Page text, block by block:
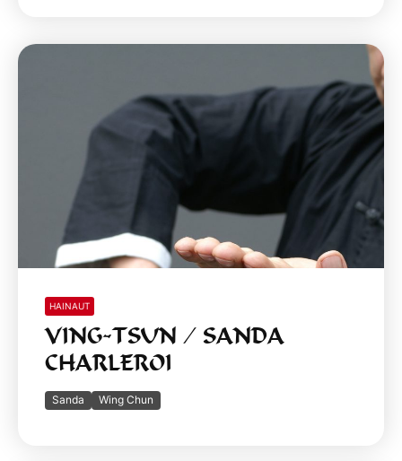
HAINAUT
VING-TSUN / SANDA
CHARLEROI
Sanda Wing Chun